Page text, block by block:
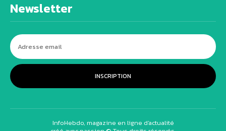
Newsletter
INSCRIPTION
InfoHebdo, magazine en ligne d'actualité